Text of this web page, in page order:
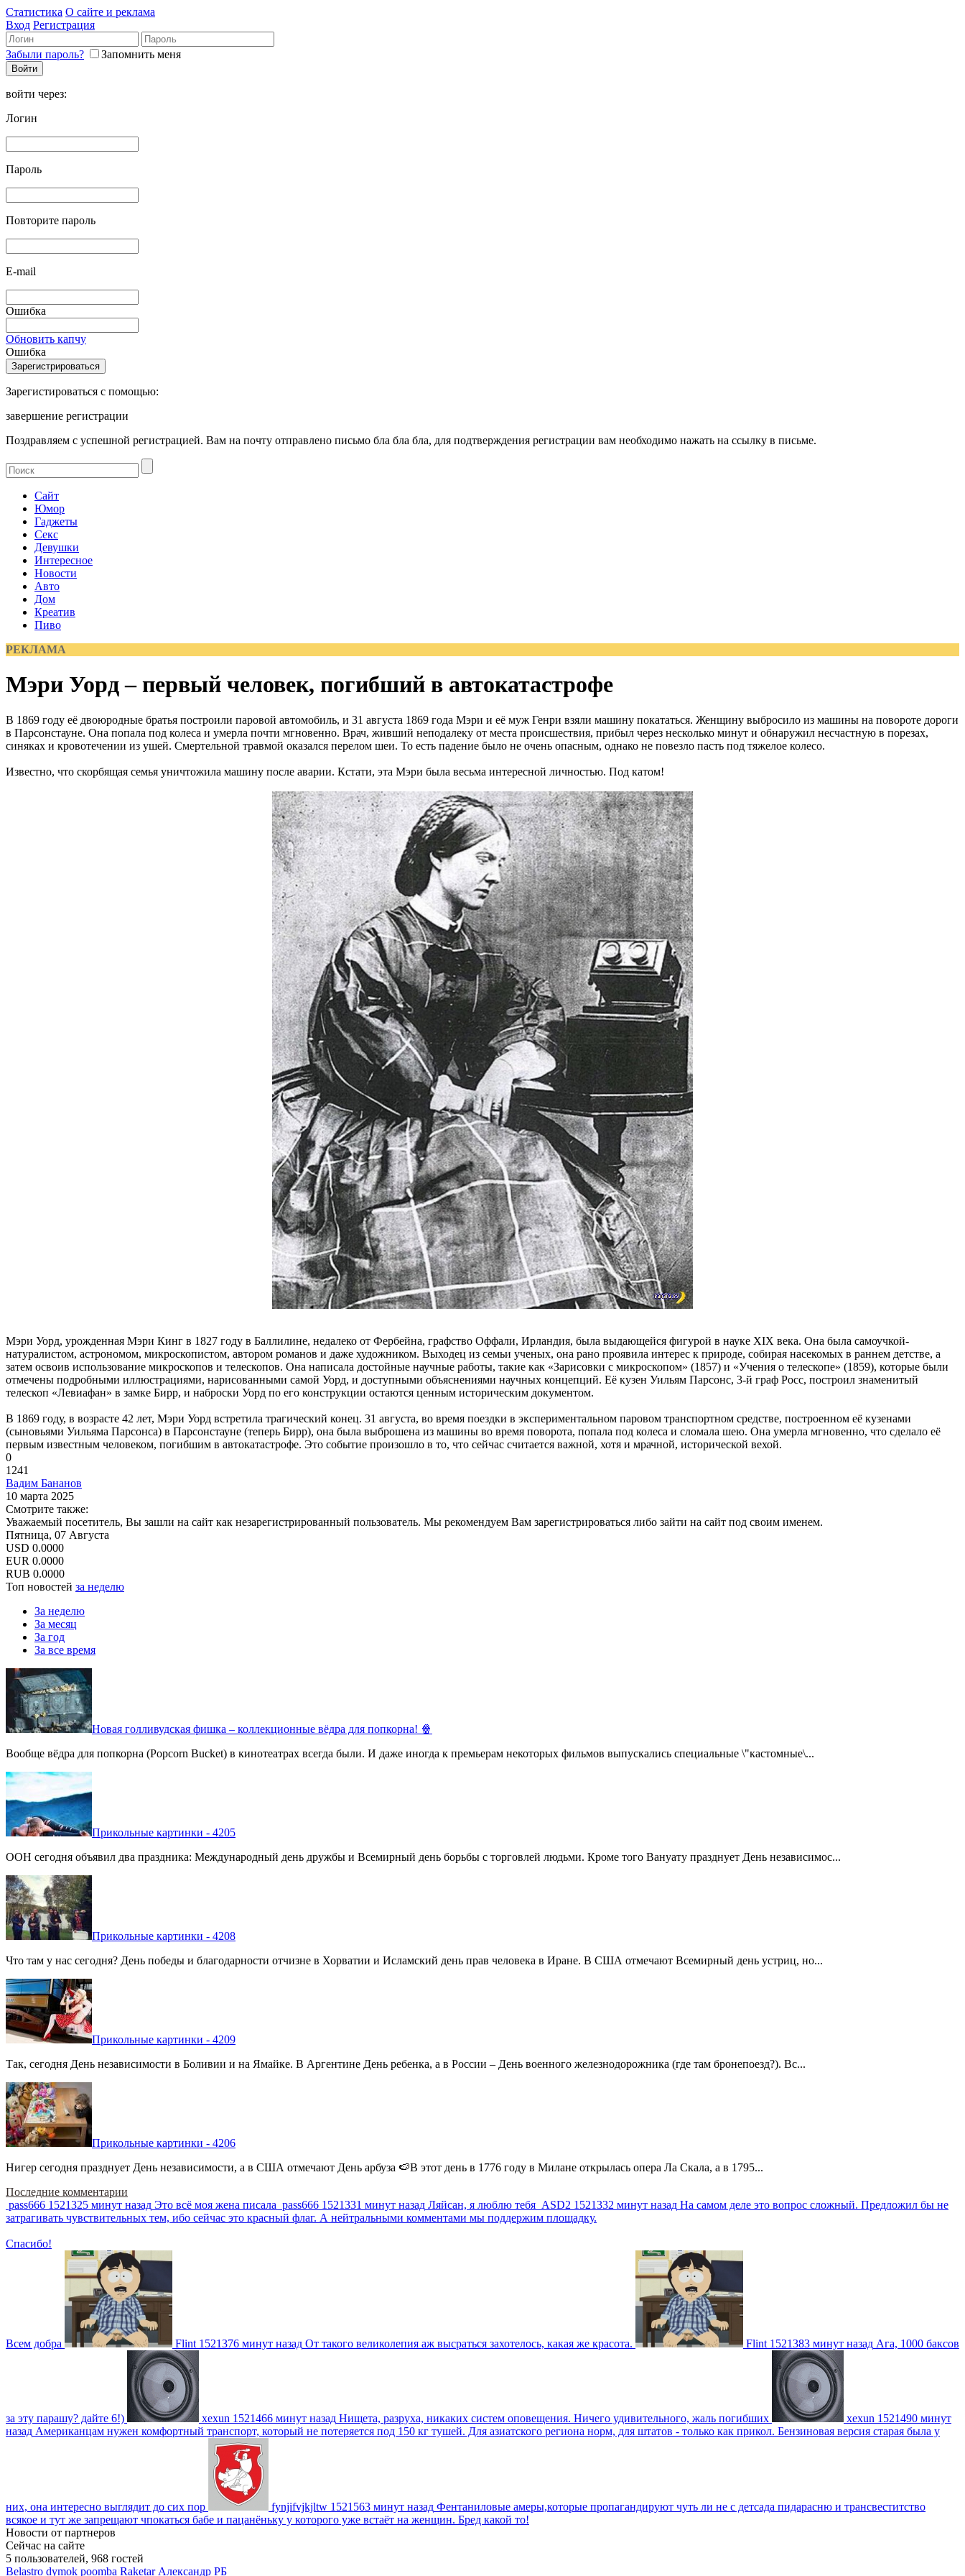
Статистика О сайте и реклама
Вход Регистрация
Забыли пароль? Запомнить меня
войти через:
Логин
Пароль
Повторите пароль
E-mail
Ошибка
Обновить капчу
Ошибка
Зарегистироваться с помощью:
завершение регистрации
Поздравляем с успешной регистрацией. Вам на почту отправлено письмо бла бла бла, для подтверждения регистрации вам необходимо нажать на ссылку в письме.
Сайт
Юмор
Гаджеты
Секс
Девушки
Интересное
Новости
Авто
Дом
Креатив
Пиво
РЕКЛАМА
Мэри Уорд – первый человек, погибший в автокатастрофе
В 1869 году её двоюродные братья построили паровой автомобиль, и 31 августа 1869 года Мэри и её муж Генри взяли машину покататься. Женщину выбросило из машины на повороте дороги
в Парсонстауне. Она попала под колеса и умерла почти мгновенно. Врач, живший неподалеку от места происшествия, прибыл через несколько минут и обнаружил несчастную в порезах,
синяках и кровотечении из ушей. Смертельной травмой оказался перелом шеи. То есть падение было не очень опасным, однако не повезло пасть под тяжелое колесо.
Известно, что скорбящая семья уничтожила машину после аварии. Кстати, эта Мэри была весьма интересной личностью. Под катом!
Мэри Уорд, урожденная Мэри Кинг в 1827 году в Баллилине, недалеко от Фербейна, графство Оффали, Ирландия, была выдающейся фигурой в науке XIX века. Она была самоучкой-
натуралистом, астрономом, микроскопистом, автором романов и даже художником. Выходец из семьи ученых, она рано проявила интерес к природе, собирая насекомых в раннем детстве, а
затем освоив использование микроскопов и телескопов. Она написала достойные научные работы, такие как «Зарисовки с микроскопом» (1857) и «Учения о телескопе» (1859), которые были
отмечены подробными иллюстрациями, нарисованными самой Уорд, и доступными объяснениями научных концепций. Её кузен Уильям Парсонс, 3-й граф Росс, построил знаменитый
телескоп «Левиафан» в замке Бирр, и наброски Уорд по его конструкции остаются ценным историческим документом.
В 1869 году, в возрасте 42 лет, Мэри Уорд встретила трагический конец. 31 августа, во время поездки в экспериментальном паровом транспортном средстве, построенном её кузенами
(сыновьями Уильяма Парсонса) в Парсонстауне (теперь Бирр), она была выброшена из машины во время поворота, попала под колеса и сломала шею. Она умерла мгновенно, что сделало её
первым известным человеком, погибшим в автокатастрофе. Это событие произошло в то, что сейчас считается важной, хотя и мрачной, исторической вехой.
0
1241
Вадим Бананов
10 марта 2025
Смотрите также:
Уважаемый посетитель, Вы зашли на сайт как незарегистрированный пользователь. Мы рекомендуем Вам зарегистрироваться либо зайти на сайт под своим именем.
Пятница, 07 Августа
USD 0.0000
EUR 0.0000
RUB 0.0000
Топ новостей за неделю
За неделю
За месяц
За год
За все время
Новая голливудская фишка – коллекционные вёдра для попкорна! 🍿
Вообще вёдра для попкорна (Popcorn Bucket) в кинотеатрах всегда были. И даже иногда к премьерам некоторых фильмов выпускались специальные \"кастомные\...
Прикольные картинки - 4205
ООН сегодня объявил два праздника: Международный день дружбы и Всемирный день борьбы с торговлей людьми. Кроме того Вануату празднует День независимос...
Прикольные картинки - 4208
Что там у нас сегодня? День победы и благодарности отчизне в Хорватии и Исламский день прав человека в Иране. В США отмечают Всемирный день устриц, но...
Прикольные картинки - 4209
Так, сегодня День независимости в Боливии и на Ямайке. В Аргентине День ребенка, а в России – День военного железнодорожника (где там бронепоезд?). Вс...
Прикольные картинки - 4206
Нигер сегодня празднует День независимости, а в США отмечают День арбуза 🍉В этот день в 1776 году в Милане открылась опера Ла Скала, а в 1795...
Последние комментарии
pass666 1521325 минут назад Это всё моя жена писала pass666 1521331 минут назад Ляйсан, я люблю тебя ASD2 1521332 минут назад На самом деле это вопрос сложный. Предложил бы не
затрагивать чувствительных тем, ибо сейчас это красный флаг. А нейтральными комментами мы поддержим площадку.
Спасибо!
Всем добра Flint 1521376 минут назад От такого великолепия аж высраться захотелось, какая же красота. Flint 1521383 минут назад Ага, 1000 баксов
за эту парашу? дайте 6!) xexun 1521466 минут назад Нищета, разруха, никаких систем оповещения. Ничего удивительного, жаль погибших xexun 1521490 минут
назад Американцам нужен комфортный транспорт, который не потеряется под 150 кг тушей. Для азиатского региона норм, для штатов - только как прикол. Бензиновая версия старая была у
них, она интересно выглядит до сих пор fynjifvjkjltw 1521563 минут назад Фентаниловые амеры,которые пропагандируют чуть ли не с детсада пидарасню и трансвеститство
всякое и тут же запрещают чпокаться бабе и пацанёньку у которого уже встаёт на женщин. Бред какой то!
Новости от партнеров
Сейчас на сайте
5 пользователей, 968 гостей
Belastro dymok poomba Raketar Александр РБ